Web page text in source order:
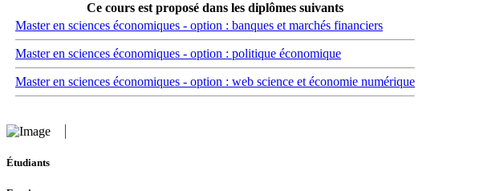
Ce cours est proposé dans les diplômes suivants
Master en sciences économiques - option : banques et marchés financiers
Master en sciences économiques - option : politique économique
Master en sciences économiques - option : web science et économie numérique
Étudiants